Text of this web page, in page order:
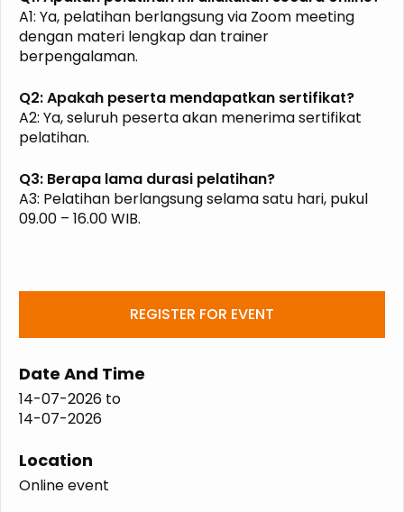
A1: Ya, pelatihan berlangsung via Zoom meeting
dengan materi lengkap dan trainer
berpengalaman.
Q2: Apakah peserta mendapatkan sertifikat?
A2: Ya, seluruh peserta akan menerima sertifikat
pelatihan.
Q3: Berapa lama durasi pelatihan?
A3: Pelatihan berlangsung selama satu hari, pukul
09.00 – 16.00 WIB.
REGISTER FOR EVENT
Date And Time
14-07-2026 to
14-07-2026
Location
Online event